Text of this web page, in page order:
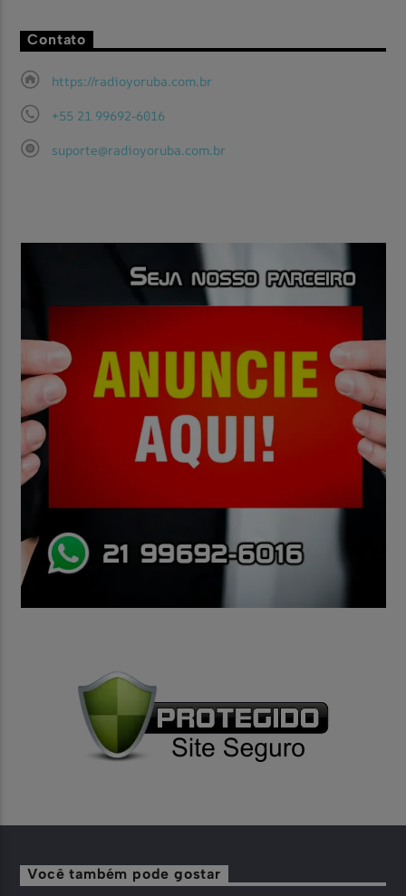
Contato
https://radioyoruba.com.br
+55 21 99692-6016
suporte@radioyoruba.com.br
Você também pode gostar